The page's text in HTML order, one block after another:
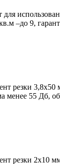
для
–до 9,
резки 3,8х50
менее 55 Дб,
резки 2х10